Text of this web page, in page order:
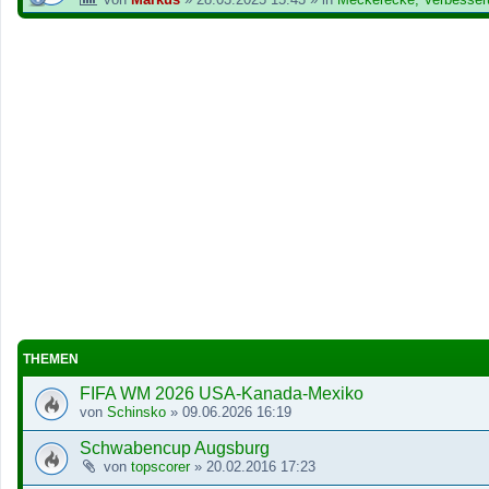
THEMEN
FIFA WM 2026 USA-Kanada-Mexiko
von Schinsko » 09.06.2026 16:19
Schwabencup Augsburg
von topscorer» 20.02.2016 17:23